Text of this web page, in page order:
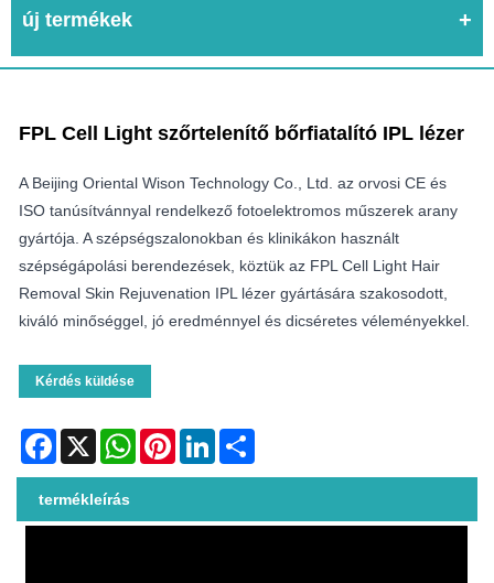
új termékek
FPL Cell Light szőrtelenítő bőrfiatalító IPL lézer
A Beijing Oriental Wison Technology Co., Ltd. az orvosi CE és
ISO tanúsítvánnyal rendelkező fotoelektromos műszerek arany
gyártója. A szépségszalonokban és klinikákon használt
szépségápolási berendezések, köztük az FPL Cell Light Hair
Removal Skin Rejuvenation IPL lézer gyártására szakosodott,
kiváló minőséggel, jó eredménnyel és dicséretes véleményekkel.
Kérdés küldése
Facebook
X WhatsAppPinterestLinkedIn
termékleírás